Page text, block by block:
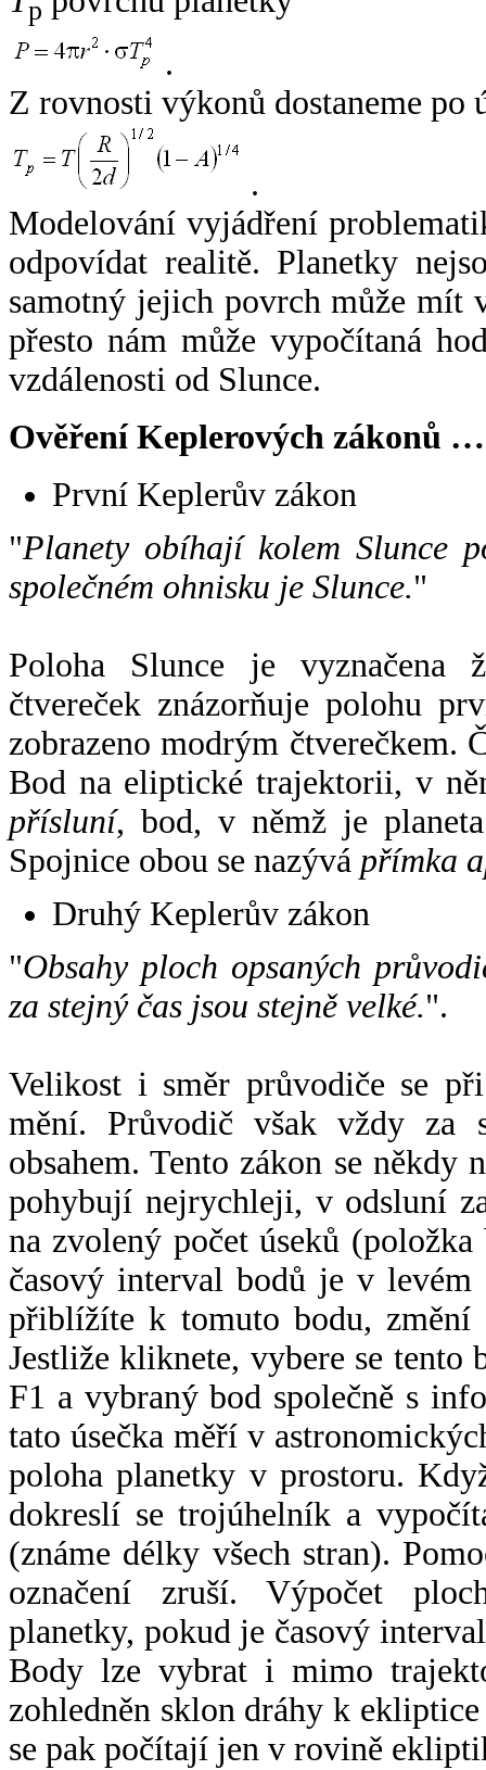
p
.
Z rovnosti výkonů dostaneme po
.
Modelování vyjádření
odpovídat realitě. Planetky
samotný jejich povrch může mít
přesto nám může vypočítaná
vzdálenosti od Slunce.
Ověření Keplerových zákonů …
První Keplerův zákon
"Planety obíhají kolem Slunce
společném ohnisku je Slunce."
Poloha Slunce je vyznačena
čtvereček znázorňuje polohu
zobrazeno modrým čtverečkem.
Bod na eliptické trajektorii, v
přísluní, bod, v němž je
Spojnice obou se nazývá přímka
Druhý Keplerův zákon
"Obsahy ploch opsaných
za stejný čas jsou stejně velké.".
Velikost i směr průvodiče se
mění. Průvodič však vždy za
obsahem. Tento zákon se někdy
pohybují nejrychleji, v odsluní
na zvolený počet úseků
časový interval bodů je v
přiblížíte k tomuto bodu,
Jestliže kliknete, vybere se tento
F1 a vybraný bod společně s
tato úsečka měří v
poloha planetky v prostoru.
dokreslí se trojúhelník a
(známe délky všech stran).
označení zruší. Výpočet
planetky, pokud je časový
Body lze vybrat i mimo
zohledněn sklon dráhy k
se pak počítají jen v rovině